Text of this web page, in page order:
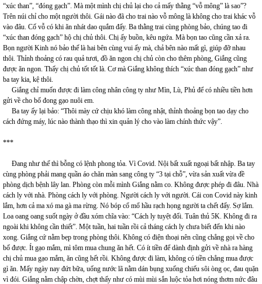
“xúc than”, “đóng gạch”. Mà một mình chị chủ lại cho cả mấy thằng “vỗ mông” là sao”?
Trên núi chỉ cho một người thôi. Gái nào đã cho trai nào vỗ mông là không cho trai khác vỗ
vào đâu. Cố vỗ có khi ăn nhát dao quắm đấy. Ba thằng trai cùng phòng bảo, chúng tao đi
“xúc than đóng gạch” hộ chị chủ thôi. Chị ấy buồn, kêu ngứa. Mà bọn tao cũng cần xả ra.
Bọn người Kinh nó bảo thế là hai bên cùng vui ấy mà, chả bên nào mất gì, giúp đỡ nhau
thôi. Thỉnh thoảng có rau quả tươi, đồ ăn ngon chị chủ còn cho thêm phòng, Giắng cũng
được ăn ngon. Thấy chị chủ tốt tốt là. Cơ mà Giắng không thích “xúc than đóng gạch” như
ba tay kia, kệ thôi.
Giắng chỉ muốn được đi làm công nhân công ty như Mìn, Lù, Phủ để có nhiều tiền hơn
gửi về cho bố đong gạo nuôi em.
Ba tay ấy lại bảo: “Thôi mày cứ chịu khó làm công nhật, thỉnh thoảng bọn tao dạy cho
cách đứng máy, lúc nào thành thạo thì xin quản lý cho vào làm chính thức vậy”.
***
Đang như thế thì bỗng có lệnh phong tỏa. Vì Covid. Nội bất xuất ngoại bất nhập. Ba tay
cùng phòng phải mang quần áo chăn màn sang công ty “3 tại chỗ”, vừa sản xuất vừa đề
phòng dịch bệnh lây lan. Phòng còn mỗi mình Giắng nằm co. Không được phép đi đâu. Nhà
cách ly với nhà. Phòng cách ly với phòng. Người cách ly với người. Cái con Covid này kinh
lắm, hơn cả ma xó ma gà ma rừng. Nó bóp cổ mổ hầu rạch họng người ta chết đấy. Sợ lắm.
Loa oang oang suốt ngày ở đầu xóm chĩa vào: “Cách ly tuyệt đối. Tuân thủ 5K. Không đi ra
ngoài khi không cần thiết”. Một tuần, hai tuần rồi cả tháng cách ly chưa biết đến khi nào
xong. Giắng cứ nằm bẹp trong phòng thôi. Không có điện thoại nên cũng chẳng gọi về cho
bố được. Ít gạo mắm, mì tôm mua chung ăn hết. Có ít tiền để dành định gửi về nhà ra hàng
chị chủ mua gạo mắm, ăn cũng hết rồi. Không được đi làm, không có tiền chẳng mua được
gì ăn. Mấy ngày nay đứt bữa, uống nước lã nằm dán bụng xuống chiếu sôi òng ọc, đau quặn
vì đói. Giắng nằm chập chờn, chợt thấy như có mùi mùi sắn luộc tỏa hơi nóng thơm nức đâu